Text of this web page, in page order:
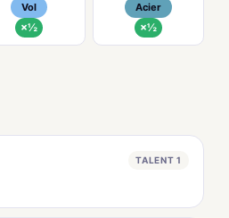
Vol
×½
Acier
×½
TALENT 1